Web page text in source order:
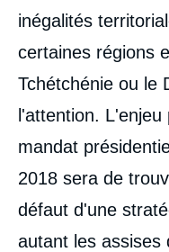
inégalités
certaines régions
Tchétchénie ou le
l'attention. L'enjeu
mandat
2018 sera de
défaut d'une
autant les assises